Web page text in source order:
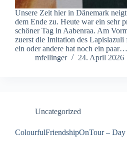
Unsere Zeit hier in Dänemark
dem Ende zu. Heute war ein sehr
schöner Tag in Aabenraa. Am
zuerst die Imitation des Lapislazuli
ein oder andere hat noch ein paar…
mfellinger
24. April 2026
Uncategorized
ColourfulFriendshipOnTour – Day